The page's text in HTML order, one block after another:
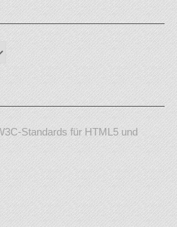
Standards für HTML5 und